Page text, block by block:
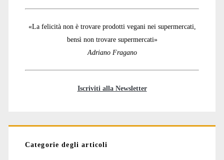
«La felicità non è trovare prodotti vegani nei supermercati,
bensì non trovare supermercati»
Adriano Fragano
Iscriviti alla Newsletter
Categorie degli articoli